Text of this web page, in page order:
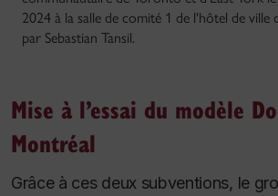
2024 à la salle de comité 1 de l'hôtel de
par Sebastian Tansil.
Mise à l’essai du modèle
Montréal
Grâce à ces deux subventions, le